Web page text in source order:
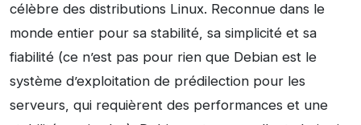
célèbre des distributions Linux. Reconnue dans le
monde entier pour sa stabilité, sa simplicité et sa
fiabilité (ce n’est pas pour rien que Debian est le
système d’exploitation de prédilection pour les
serveurs, qui requièrent des performances et une